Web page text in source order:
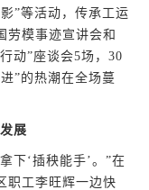
”等活动，传承工运
劳模事迹宣讲会和
动”座谈会5场，30
”的热潮在全场蔓
展
下‘插秧能手’。”在
职工李旺辉一边快